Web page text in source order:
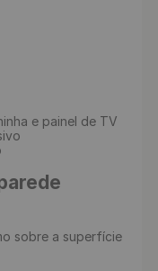
e painel de TV
sobre a superfície